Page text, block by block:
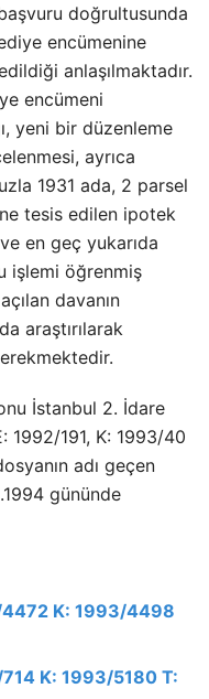
doğrultusunda
encümenine
anlaşılmaktadır.
encümeni
yeni bir düzenleme
ayrıca
1931 ada, 2 parsel
tesis edilen ipotek
en geç yukarıda
işlemi öğrenmiş
davanın
araştırılarak
İstanbul 2. İdare
1992/191, K: 1993/40
adı geçen
gününde
4472 K: 1993/4498
K: 1993/5180 T: